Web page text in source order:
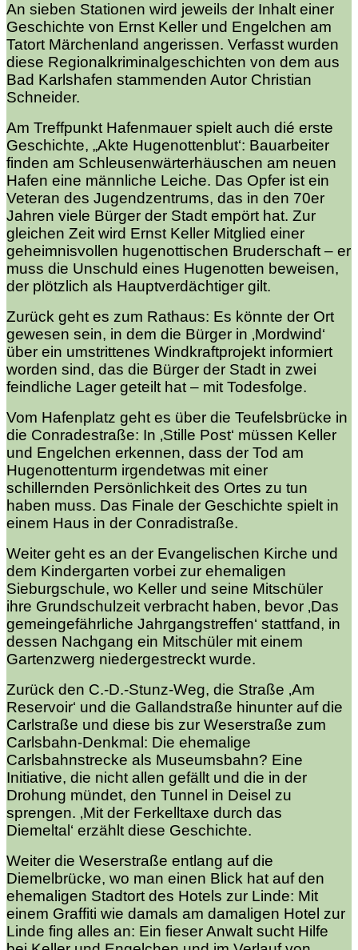
An sieben Stationen wird jeweils der Inhalt einer
Geschichte von Ernst Keller und Engelchen am
Tatort Märchenland angerissen. Verfasst wurden
diese Regionalkriminalgeschichten von dem aus
Bad Karlshafen stammenden Autor Christian
Schneider.
Am Treffpunkt Hafenmauer spielt auch dié erste
Geschichte, „Akte Hugenottenblut‘: Bauarbeiter
finden am Schleusenwärterhäuschen am neuen
Hafen eine männliche Leiche. Das Opfer ist ein
Veteran des Jugendzentrums, das in den 70er
Jahren viele Bürger der Stadt empört hat. Zur
gleichen Zeit wird Ernst Keller Mitglied einer
geheimnisvollen hugenottischen Bruderschaft – er
muss die Unschuld eines Hugenotten beweisen,
der plötzlich als Hauptverdächtiger gilt.
Zurück geht es zum Rathaus: Es könnte der Ort
gewesen sein, in dem die Bürger in ‚Mordwind‘
über ein umstrittenes Windkraftprojekt informiert
worden sind, das die Bürger der Stadt in zwei
feindliche Lager geteilt hat – mit Todesfolge.
Vom Hafenplatz geht es über die Teufelsbrücke in
die Conradestraße: In ‚Stille Post‘ müssen Keller
und Engelchen erkennen, dass der Tod am
Hugenottenturm irgendetwas mit einer
schillernden Persönlichkeit des Ortes zu tun
haben muss. Das Finale der Geschichte spielt in
einem Haus in der Conradistraße.
Weiter geht es an der Evangelischen Kirche und
dem Kindergarten vorbei zur ehemaligen
Sieburgschule, wo Keller und seine Mitschüler
ihre Grundschulzeit verbracht haben, bevor ‚Das
gemeingefährliche Jahrgangstreffen‘ stattfand, in
dessen Nachgang ein Mitschüler mit einem
Gartenzwerg niedergestreckt wurde.
Zurück den C.-D.-Stunz-Weg, die Straße ‚Am
Reservoir‘ und die Gallandstraße hinunter auf die
Carlstraße und diese bis zur Weserstraße zum
Carlsbahn-Denkmal: Die ehemalige
Carlsbahnstrecke als Museumsbahn? Eine
Initiative, die nicht allen gefällt und die in der
Drohung mündet, den Tunnel in Deisel zu
sprengen. ‚Mit der Ferkelltaxe durch das
Diemeltal‘ erzählt diese Geschichte.
Weiter die Weserstraße entlang auf die
Diemelbrücke, wo man einen Blick hat auf den
ehemaligen Stadtort des Hotels zur Linde: Mit
einem Graffiti wie damals am damaligen Hotel zur
Linde fing alles an: Ein fieser Anwalt sucht Hilfe